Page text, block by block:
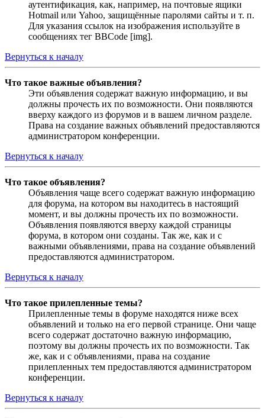
аутентификация, как, например, на почтовые ящики
Hotmail или Yahoo, защищённые паролями сайты и т. п.
Для указания ссылок на изображения используйте в
сообщениях тег BBCode [img].
Вернуться к началу
Что такое важные объявления?
Эти объявления содержат важную информацию, и вы
должны прочесть их по возможности. Они появляются
вверху каждого из форумов и в вашем личном разделе.
Права на создание важных объявлений предоставляются
администратором конференции.
Вернуться к началу
Что такое объявления?
Объявления чаще всего содержат важную информацию
для форума, на котором вы находитесь в настоящий
момент, и вы должны прочесть их по возможности.
Объявления появляются вверху каждой страницы
форума, в котором они созданы. Так же, как и с
важными объявлениями, права на создание объявлений
предоставляются администратором.
Вернуться к началу
Что такое прилепленные темы?
Прилепленные темы в форуме находятся ниже всех
объявлений и только на его первой странице. Они чаще
всего содержат достаточно важную информацию,
поэтому вы должны прочесть их по возможности. Так
же, как и с объявлениями, права на создание
прилепленных тем предоставляются администратором
конференции.
Вернуться к началу